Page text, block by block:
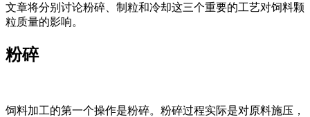
文章将分别讨论粉碎、制粒和冷却这三个重要的工艺对饲料颗
粒质量的影响。
粉碎
饲料加工的第一个操作是粉碎。粉碎过程实际是对原料施压，